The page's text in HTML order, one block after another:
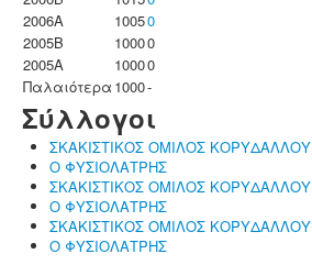
2006A
10050
2005B
10000
2005A
10000
Παλαιότερα 1000-
Σύλλογοι
ΣΚΑΚΙΣΤΙΚΟΣ ΟΜΙΛΟΣ ΚΟΡΥΔΑΛΛΟΥ
Ο ΦΥΣΙΟΛΑΤΡΗΣ
ΣΚΑΚΙΣΤΙΚΟΣ ΟΜΙΛΟΣ ΚΟΡΥΔΑΛΛΟΥ
Ο ΦΥΣΙΟΛΑΤΡΗΣ
ΣΚΑΚΙΣΤΙΚΟΣ ΟΜΙΛΟΣ ΚΟΡΥΔΑΛΛΟΥ
Ο ΦΥΣΙΟΛΑΤΡΗΣ